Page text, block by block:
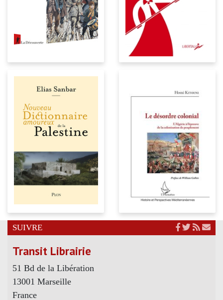
SUIVRE
Transit Librairie
51 Bd de la Libération
13001 Marseille
France